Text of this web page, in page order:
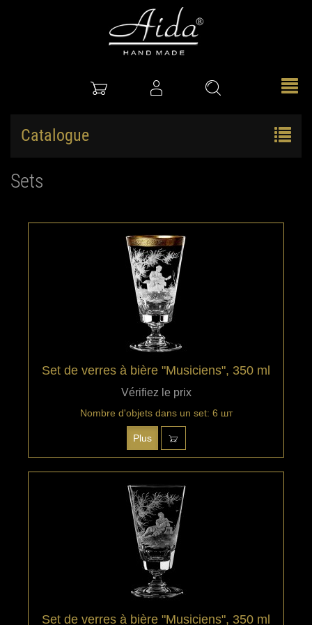
Catalogue
Sets
Set de verres à bière "Musiciens", 350 ml
Vérifiez le prix
Nombre d'objets dans un set: 6 шт
Plus
Set de verres à bière "Musiciens", 350 ml